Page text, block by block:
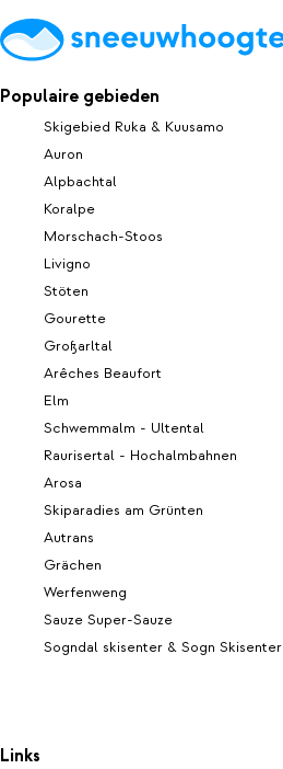
Populaire gebieden
Skigebied Ruka & Kuusamo
Auron
Alpbachtal
Koralpe
Morschach-Stoos
Livigno
Stöten
Gourette
Großarltal
Arêches Beaufort
Elm
Schwemmalm - Ultental
Raurisertal - Hochalmbahnen
Arosa
Skiparadies am Grünten
Autrans
Grächen
Werfenweng
Sauze Super-Sauze
Sogndal skisenter & Sogn Skisenter
Links